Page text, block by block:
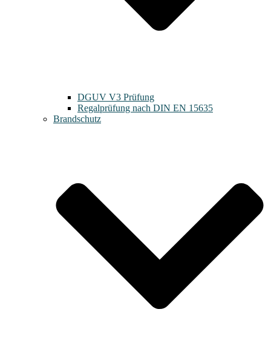
DGUV V3 Prüfung
Regalprüfung nach DIN EN 15635
Brandschutz